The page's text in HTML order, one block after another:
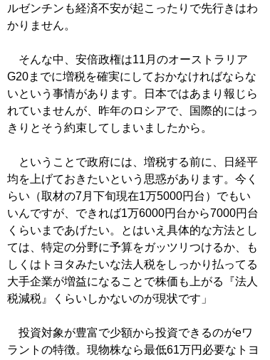
ルゼンチンも経済不安が起こったりで先行きはわ
かりません。
そんな中、安倍政権は11月のオーストラリア
G20までに増税を確実にしておかなければならな
いという事情があります。日本ではあまり報じら
れていませんが、昨年のロシアで、国際的にはっ
きりとそう約束してしまいましたから。
ということで政府には、増税する前に、日経平
均を上げておきたいという思惑があります。今く
らい（取材の7月下旬現在1万5000円台）でもい
いんですが、できれば1万6000円台から7000円台
くらいまであげたい。とはいえ具体的な方法とし
ては、特定の分野に予算をガッツリつけるか、も
しくはトヨタみたいな法人税をしっかり払ってる
大手企業が増益になることで株価も上がる『法人
税減税』くらいしかないのが現状です」
投資対象が豊富で少額から投資できるのがeワ
ラントの特徴。現物株なら最低61万円必要なトヨ